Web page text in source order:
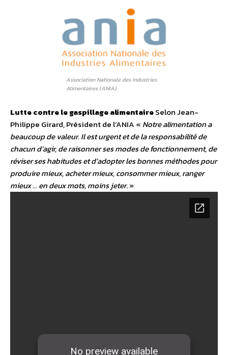
Association Nationale des Industries
Alimentaires (ANIA)
Lutte contre le gaspillage alimentaireSelon Jean-
Philippe Girard, Président de l’ANIA « Notre alimentation a
beaucoup de valeur. Il est urgent et de la responsabilité de
chacun d’agir, de raisonner ses modes de fonctionnement, de
réviser ses habitudes et d’adopter les bonnes méthodes pour
produire mieux, acheter mieux, consommer mieux, ranger
mieux … en deux mots, moins jeter. »